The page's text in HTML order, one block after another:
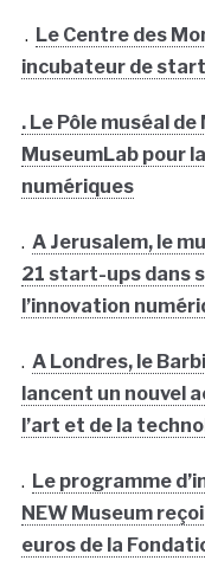
. Le Centre des
incubateur de
. Le Pôle muséal
MuseumLab pour
numériques
. A Jerusalem, le
21 start-ups dans
l’innovation
. A Londres, le
lancent un nouvel
l’art et de la
. Le programme
NEW Museum
euros de la